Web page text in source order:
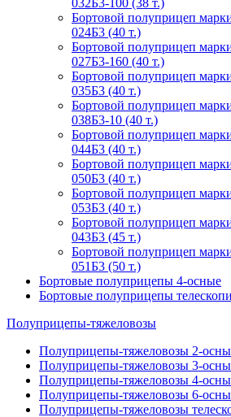
032Б3-100 (38 т.)
Бортовой полуприцеп
024Б3 (40 т.)
Бортовой полуприцеп
027Б3-160 (40 т.)
Бортовой полуприцеп
035Б3 (40 т.)
Бортовой полуприцеп
038Б3-10 (40 т.)
Бортовой полуприцеп
044Б3 (40 т.)
Бортовой полуприцеп
050Б3 (40 т.)
Бортовой полуприцеп
053Б3 (40 т.)
Бортовой полуприцеп
043Б3 (45 т.)
Бортовой полуприцеп
051Б3 (50 т.)
Бортовые полуприцепы 4-осные
Бортовые полуприцепы
Полуприцепы-тяжеловозы
Полуприцепы-тяжеловозы 2-
Полуприцепы-тяжеловозы 3-
Полуприцепы-тяжеловозы 4-
Полуприцепы-тяжеловозы 6-
Полуприцепы-тяжеловозы